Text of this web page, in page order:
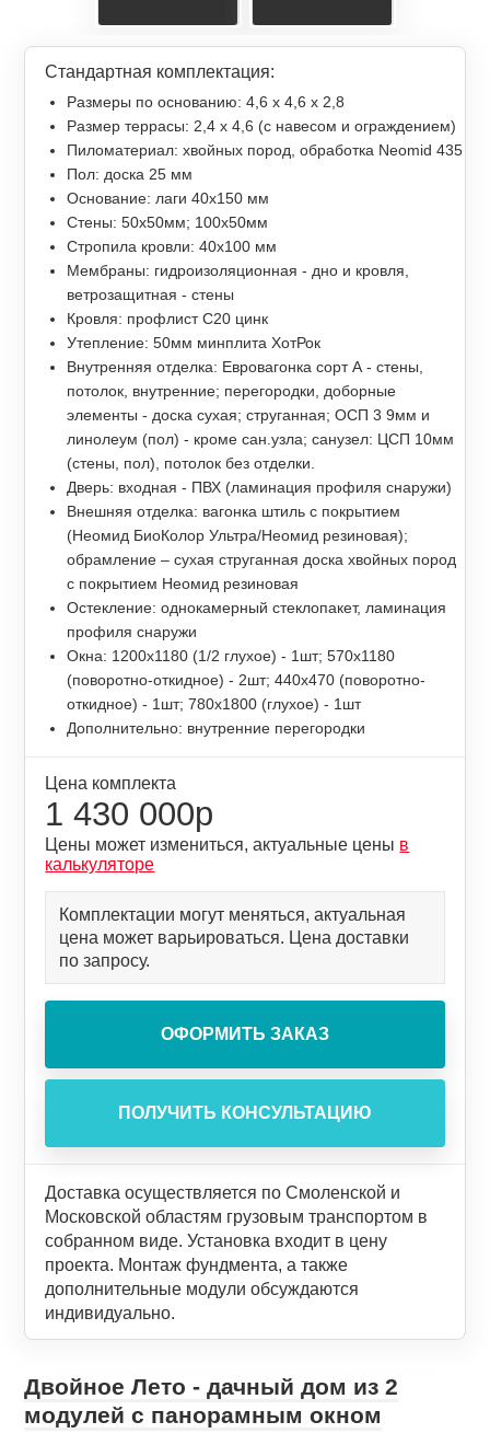
Стандартная комплектация:
Размеры по основанию: 4,6 х 4,6 х 2,8
Размер террасы: 2,4 x 4,6 (с навесом и ограждением)
Пиломатериал: хвойных пород, обработка Neomid 435
Пол: доска 25 мм
Основание: лаги 40х150 мм
Стены: 50х50мм; 100х50мм
Стропила кровли: 40х100 мм
Мембраны: гидроизоляционная - дно и кровля,
ветрозащитная - стены
Кровля: профлист С20 цинк
Утепление: 50мм минплита ХотРок
Внутренняя отделка: Евровагонка сорт А - стены,
потолок, внутренние; перегородки, доборные
элементы - доска сухая; струганная; ОСП 3 9мм и
линолеум (пол) - кроме сан.узла; санузел: ЦСП 10мм
(стены, пол), потолок без отделки.
Дверь: входная - ПВХ (ламинация профиля снаружи)
Внешняя отделка: вагонка штиль с покрытием
(Неомид БиоКолор Ультра/Неомид резиновая);
обрамление – сухая струганная доска хвойных пород
с покрытием Неомид резиновая
Остекление: однокамерный стеклопакет, ламинация
профиля снаружи
Окна: 1200х1180 (1/2 глухое) - 1шт; 570х1180
(поворотно-откидное) - 2шт; 440х470 (поворотно-
откидное) - 1шт; 780х1800 (глухое) - 1шт
Дополнительно: внутренние перегородки
Цена комплекта
1 430 000р
Цены может измениться, актуальные цены в
калькуляторе
Комплектации могут меняться, актуальная
цена может варьироваться. Цена доставки
по запросу.
Доставка осуществляется по Смоленской и
Московской областям грузовым транспортом в
собранном виде. Установка входит в цену
проекта. Монтаж фундмента, а также
дополнительные модули обсуждаются
индивидуально.
Двойное Лето - дачный дом из 2
модулей с панорамным окном